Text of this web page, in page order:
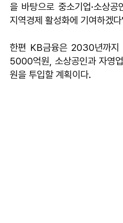
을 바탕으로 중소기업·소상
지역경제 활성화에 기여하겠
한편 KB금융은 2030년까지
5000억원, 소상공인과 자영
원을 투입할 계획이다.